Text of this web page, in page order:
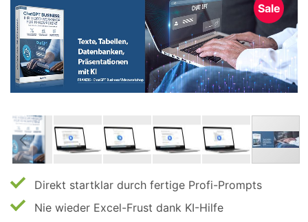
Direkt startklar durch fertige Profi-Prompts
Nie wieder Excel-Frust dank KI-Hilfe
Sale